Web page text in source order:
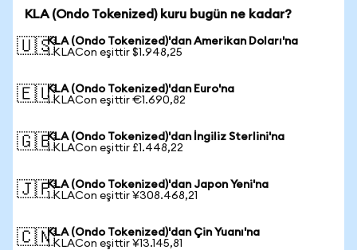
KLA (Ondo Tokenized) kuru bugün ne kadar?
🇺🇸KLA (Ondo Tokenized)'dan Amerikan Doları'na
1 KLACon eşittir $1.948,25
🇪🇺KLA (Ondo Tokenized)'dan Euro'na
1 KLACon eşittir €1.690,82
🇬🇧KLA (Ondo Tokenized)'dan İngiliz Sterlini'na
1 KLACon eşittir £1.448,22
🇯🇵KLA (Ondo Tokenized)'dan Japon Yeni'na
1 KLACon eşittir ¥308.468,21
🇨🇳KLA (Ondo Tokenized)'dan Çin Yuanı'na
1 KLACon eşittir ¥13.145,81